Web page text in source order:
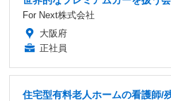
For Next株式会社
大阪府
正社員
住宅型有料老人ホームの看護師/